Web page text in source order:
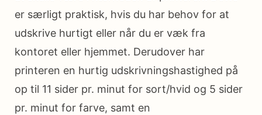
er særligt praktisk, hvis du har behov for at
udskrive hurtigt eller når du er væk fra
kontoret eller hjemmet. Derudover har
printeren en hurtig udskrivningshastighed på
op til 11 sider pr. minut for sort/hvid og 5 sider
pr. minut for farve, samt en